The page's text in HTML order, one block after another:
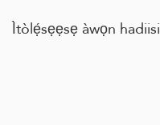
Ìtòlẹ́sẹẹsẹ àwọn hadiisi